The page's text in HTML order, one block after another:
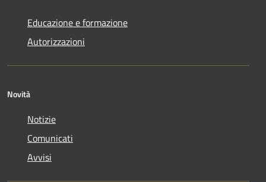
Educazione e formazione
Autorizzazioni
Novità
Notizie
Comunicati
Avvisi